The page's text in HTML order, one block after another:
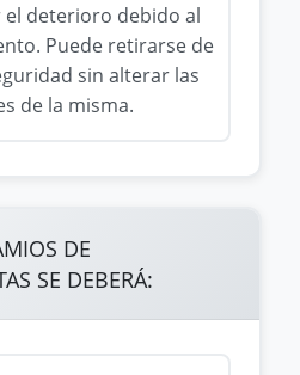
deterioro debido al
Puede retirarse de
sin alterar las
de la misma.
DE
SE DEBERÁ: